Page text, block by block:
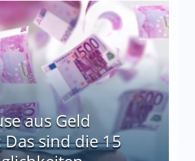
aus Geld
sind die 15